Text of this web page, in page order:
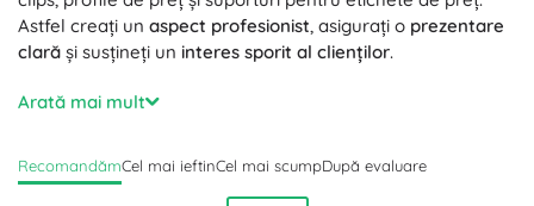
Astfel creați un aspect profesionist, asigurați o prezentare
clară și susțineți un interes sporit al clienților.
Materialele de ambalare practice și ambalajele cadou
cresc valoarea fiecărei achiziții. Pungi de hârtie, săculeți,
permit un ambalaj esteticșiecologic, care protejează
profesionist. Ideal pentru handmade,
Arată mai mult
RecomandămCel mai ieftinCel mai scumpDupă evaluare